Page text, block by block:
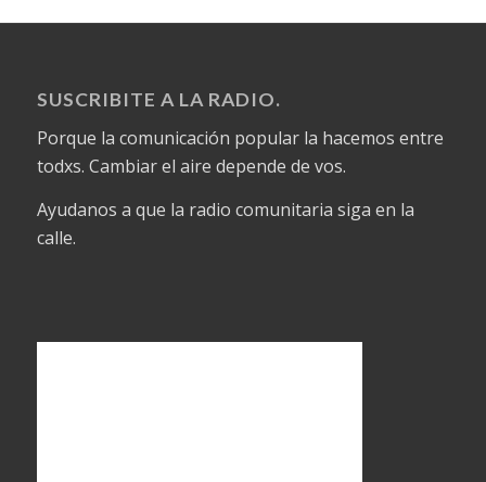
SUSCRIBITE A LA RADIO.
Porque la comunicación popular la hacemos entre
todxs. Cambiar el aire depende de vos.
Ayudanos a que la radio comunitaria siga en la
calle.